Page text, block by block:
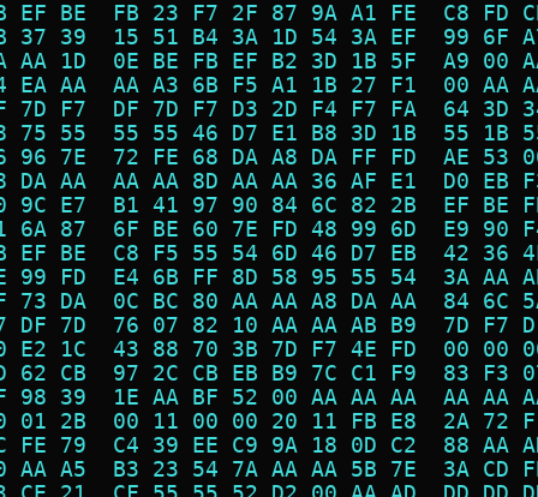
EF BE  FB 23 F7 2F 87 9A A1 FE  C8
37 39  15 51 B4 3A 1D 54 3A EF  99
AA 1D  0E BE FB EF B2 3D 1B 5F  A9
EA AA  AA A3 6B F5 A1 1B 27 F1  00
7D F7  DF 7D F7 D3 2D F4 F7 FA  64
75 55  55 55 46 D7 E1 B8 3D 1B  55
96 7E  72 FE 68 DA A8 DA FF FD  AE
DA AA  AA AA 8D AA AA 36 AF E1  D0
9C E7  B1 41 97 90 84 6C 82 2B  EF
6A 87  6F BE 60 7E FD 48 99 6D  E9
EF BE  C8 F5 55 54 6D 46 D7 EB  42
99 FD  E4 6B FF 8D 58 95 55 54  3A
73 DA  0C BC 80 AA AA A8 DA AA  84
DF 7D  76 07 82 10 AA AA AB B9  7D
E2 1C  43 88 70 3B 7D F7 4E FD  00
62 CB  97 2C CB EB B9 7C C1 F9  83
98 39  1E AA BF 52 00 AA AA AA  AA
01 2B  00 11 00 00 20 11 FB E8  2A
FE 79  C4 39 EE C9 9A 18 0D C2  88
AA A5  B3 23 54 7A AA AA 5B 7E  3A